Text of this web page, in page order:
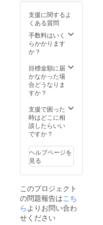
支援に関するよ
くある質問
手数料はいく
らかかります
か？
目標金額に届
かなかった場
合どうなりま
すか？
支援で困った
時はどこに相
談したらいい
ですか？
ヘルプページを
見る
このプロジェクト
の問題報告はこち
らよりお問い合わ
せください